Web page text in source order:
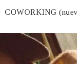
COWORKING